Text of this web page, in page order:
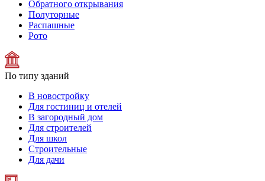
Обратного открывания
Полуторные
Распашные
Рото
По типу зданий
В новостройку
Для гостиниц и отелей
В загородный дом
Для строителей
Для школ
Строительные
Для дачи